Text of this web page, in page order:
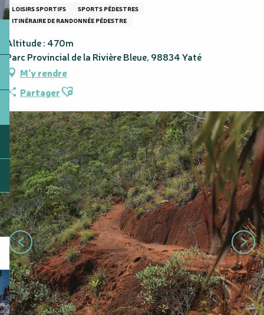
LOISIRS SPORTIFS
SPORTS PÉDESTRES
ITINÉRAIRE DE RANDONNÉE PÉDESTRE
Altitude : 470m
Parc Provincial de la Rivière Bleue, 98834 Yaté
M'y rendre
PartagerAjouter aux favoris